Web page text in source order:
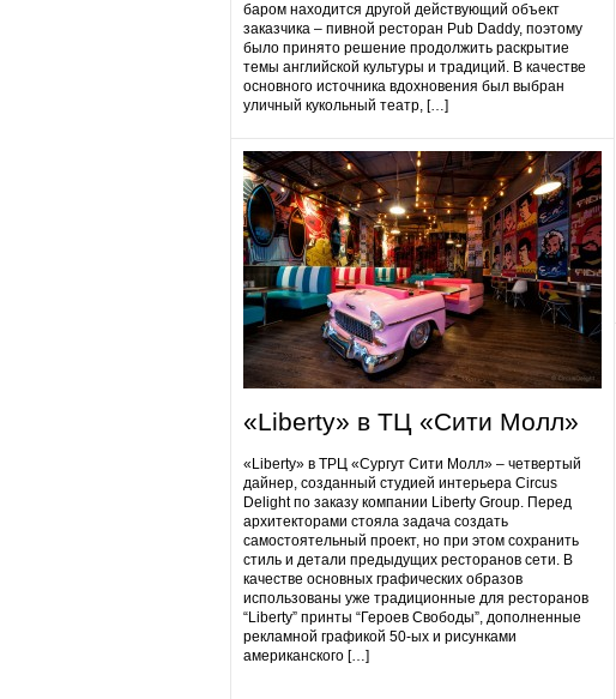
баром находится другой действующий объект
заказчика – пивной ресторан Pub Daddy​, поэтому
было принято решение продолжить раскрытие
темы английской культуры и традиций. В качестве
основного источника вдохновения был выбран
уличный кукольный театр, […]
«Liberty» в ТЦ «Сити Молл»
«Liberty» в ТРЦ «Сургут Сити Молл» – четвертый
дайнер, созданный студией интерьера Circus
Delight по заказу компании Liberty Group. Перед
архитекторами стояла задача создать
самостоятельный проект, но при этом сохранить
стиль и детали предыдущих ресторанов сети. В
качестве основных графических образов
использованы уже традиционные для ресторанов
“Liberty” принты “Героев Свободы”, дополненные
рекламной графикой 50-ых и рисунками
американского […]